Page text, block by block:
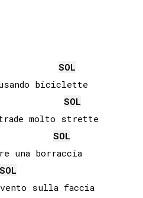
SOL
biciclette
SOL
SOL
SOL
sulla faccia